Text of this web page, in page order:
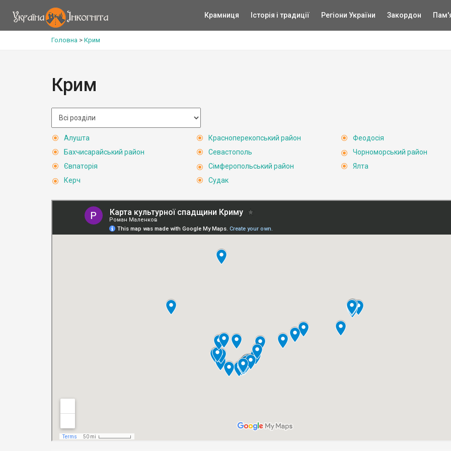
Крамниця Історія і традиції Регіони України Закордон
Головна > Крим
Крим
Алушта
Бахчисарайський район
Євпаторія
Керч
Красноперекопський район
Севастополь
Сімферопольський район
Судак
Феодосія
Чорноморський район
Ялта